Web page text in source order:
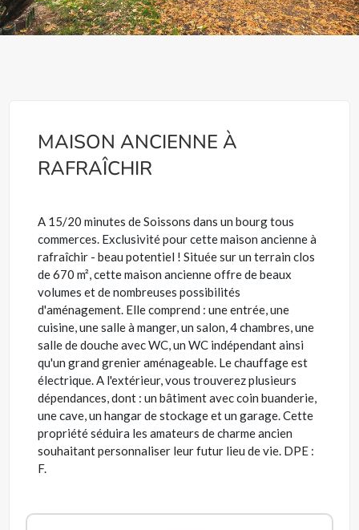
MAISON ANCIENNE À
RAFRAÎCHIR
A 15/20 minutes de Soissons dans un bourg tous
commerces. Exclusivité pour cette maison ancienne à
rafraîchir - beau potentiel ! Située sur un terrain clos
de 670 m², cette maison ancienne offre de beaux
volumes et de nombreuses possibilités
d'aménagement. Elle comprend : une entrée, une
cuisine, une salle à manger, un salon, 4 chambres, une
salle de douche avec WC, un WC indépendant ainsi
qu'un grand grenier aménageable. Le chauffage est
électrique. A l'extérieur, vous trouverez plusieurs
dépendances, dont : un bâtiment avec coin buanderie,
une cave, un hangar de stockage et un garage. Cette
propriété séduira les amateurs de charme ancien
souhaitant personnaliser leur futur lieu de vie. DPE :
F.